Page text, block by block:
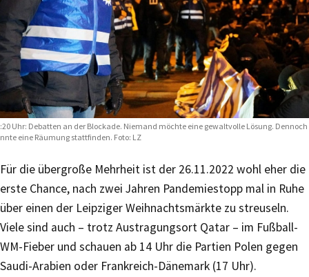
Uhr: Debatten an der Blockade. Niemand möchte eine gewaltvolle Lösung. Dennoch
eine Räumung stattfinden. Foto: LZ
Für die übergroße Mehrheit ist der 26.11.2022 wohl eher die
erste Chance, nach zwei Jahren Pandemiestopp mal in Ruhe
über einen der Leipziger Weihnachtsmärkte zu streuseln.
Viele sind auch – trotz Austragungsort Qatar – im Fußball-
WM-Fieber und schauen ab 14 Uhr die Partien Polen gegen
Saudi-Arabien oder Frankreich-Dänemark (17 Uhr).